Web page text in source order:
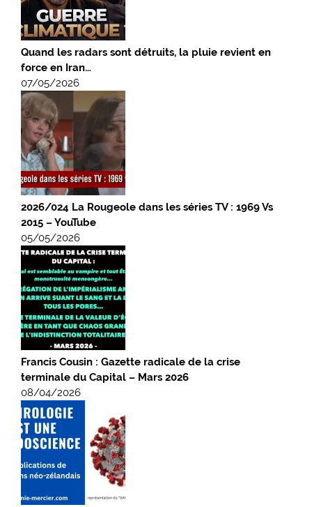
Quand les radars sont détruits, la pluie revient en
force en Iran…
07/05/2026
2026/024 La Rougeole dans les séries TV : 1969 Vs
2015 – YouTube
05/05/2026
Francis Cousin : Gazette radicale de la crise
terminale du Capital – Mars 2026
08/04/2026